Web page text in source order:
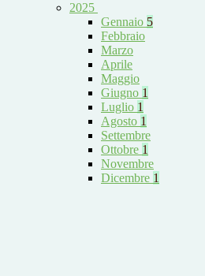
2025
Gennaio 5
Febbraio
Marzo
Aprile
Maggio
Giugno 1
Luglio 1
Agosto 1
Settembre
Ottobre 1
Novembre
Dicembre 1